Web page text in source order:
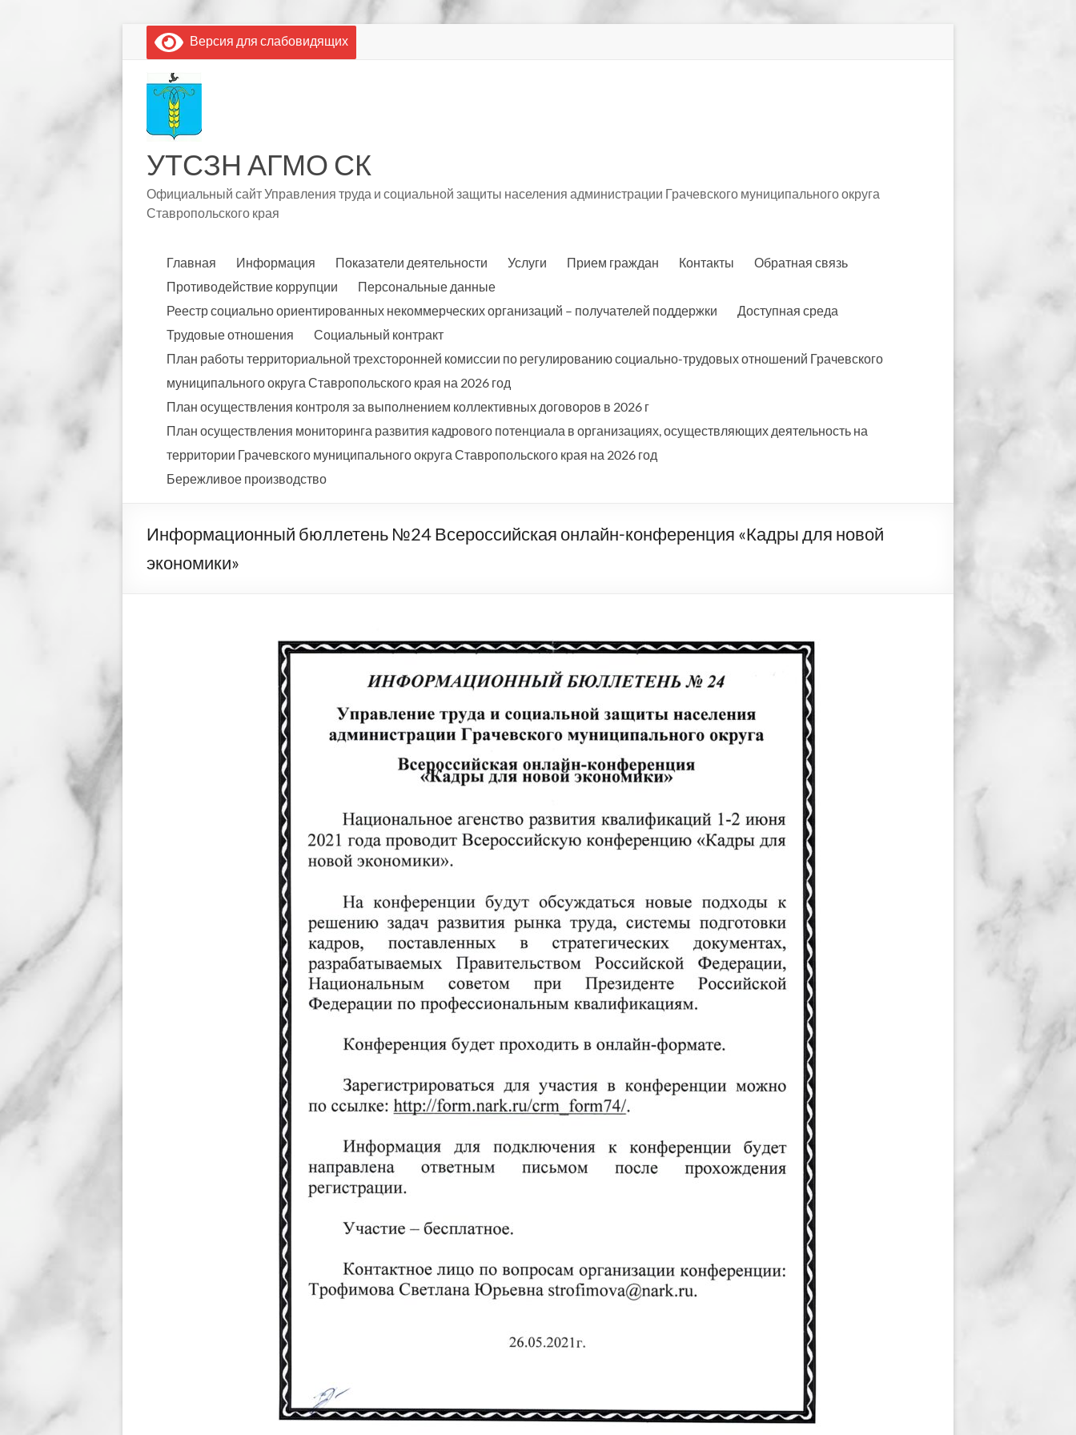
Перейти
содержимому
Версия для слабовидящих
УТСЗН АГМО СК
Официальный сайт Управления труда и социальной защиты населения администрации Грачевского муниципального округа
Ставропольского края
Главная Информация Показатели деятельности Услуги Прием граждан Контакты
Обратная связь
Противодействие коррупции
Персональные данные
Реестр социально ориентированных некоммерческих организаций – получателей поддержки
Доступная среда
Трудовые отношения
Социальный контракт
План работы территориальной трехсторонней комиссии по регулированию социально-трудовых отношений Грачевского
муниципального округа Ставропольского края на 2026 год
План осуществления контроля за выполнением коллективных договоров в 2026 г
План осуществления мониторинга развития кадрового потенциала в организациях, осуществляющих деятельность на
территории Грачевского муниципального округа Ставропольского края на 2026 год
Бережливое производство
Информационный бюллетень №24 Всероссийская онлайн-конференция «Кадры для новой
экономики»